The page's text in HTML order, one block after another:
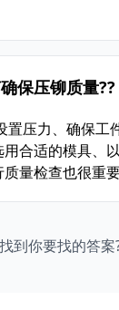
保压铆质量??
置压力、确保工
合适的模具、
量检查也很重要
到你要找的答案